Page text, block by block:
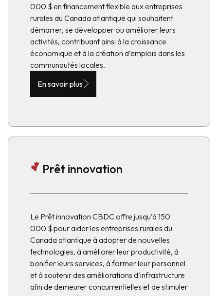
000 $ en financement flexible aux entreprises
rurales du Canada atlantique qui souhaitent
démarrer, se développer ou améliorer leurs
activités, contribuant ainsi à la croissance
économique et à la création d’emplois dans les
communautés locales.
En savoir plus
Prêt innovation
Le Prêt innovation CBDC offre jusqu’à 150
000 $ pour aider les entreprises rurales du
Canada atlantique à adopter de nouvelles
technologies, à améliorer leur productivité, à
bonifier leurs services, à former leur personnel
et à soutenir des améliorations d’infrastructure
afin de demeurer concurrentielles et de stimuler